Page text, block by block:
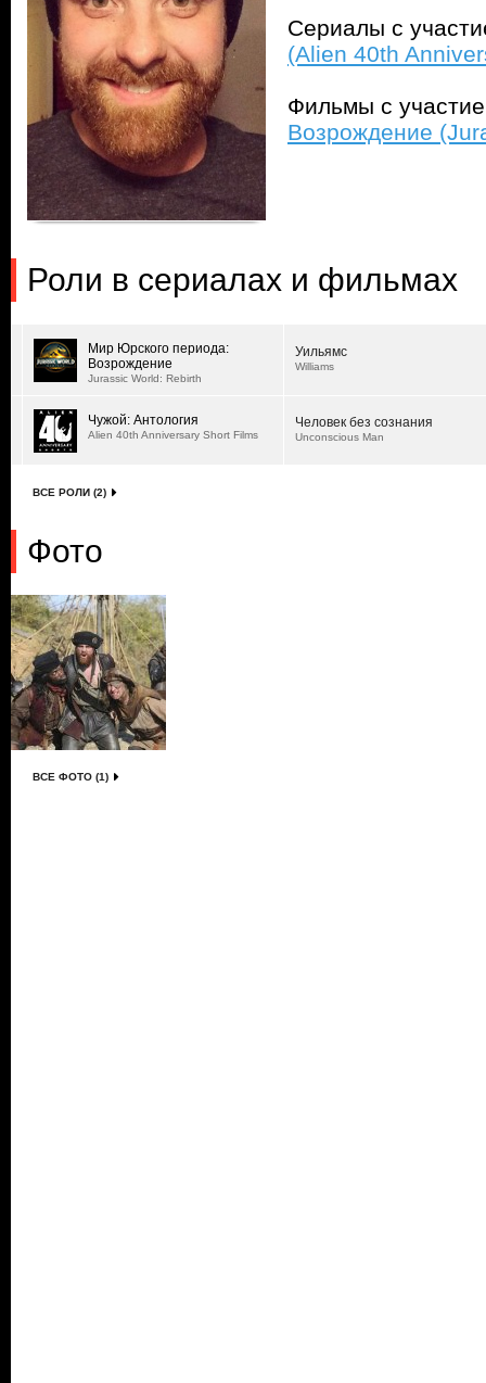
Сериалы с
(Alien 40th
Фильмы с
Возрождение
Роли в сериалах и фильмах
Мир Юрского периода:
Возрождение
Jurassic World: Rebirth
Уильямс
Williams
Чужой: Антология
Alien 40th Anniversary Short Films
Человек без сознания
Unconscious Man
ВСЕ РОЛИ (2)
Фото
ВСЕ ФОТО (1)